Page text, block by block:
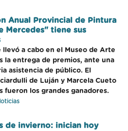
Anual Provincial de Pintura
Mercedes" tiene sus
llevó a cabo en el Museo de Arte
la entrega de premios, ante una
asistencia de público. El
de Luján y Marcela Cueto
fueron los grandes ganadores.
de invierno: inician hoy